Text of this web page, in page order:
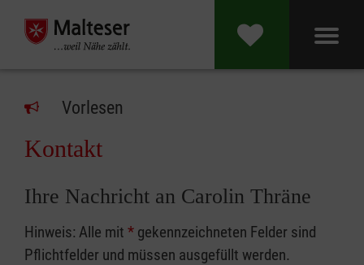
Vorlesen
Kontakt
Ihre Nachricht an Carolin Thräne
Hinweis: Alle mit * gekennzeichneten Felder sind
Pflichtfelder und müssen ausgefüllt werden.